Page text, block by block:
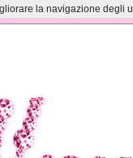
la navigazione degli